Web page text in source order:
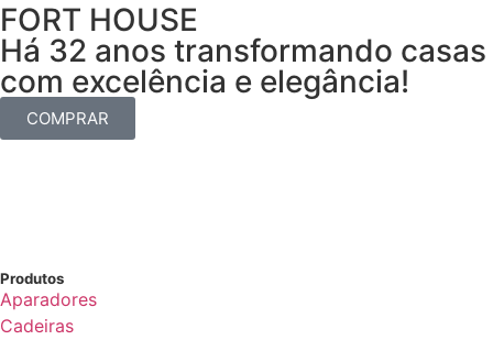
FORT HOUSE
Há 32 anos transformando casas
com excelência e elegância!
COMPRAR
Produtos
Aparadores
Cadeiras